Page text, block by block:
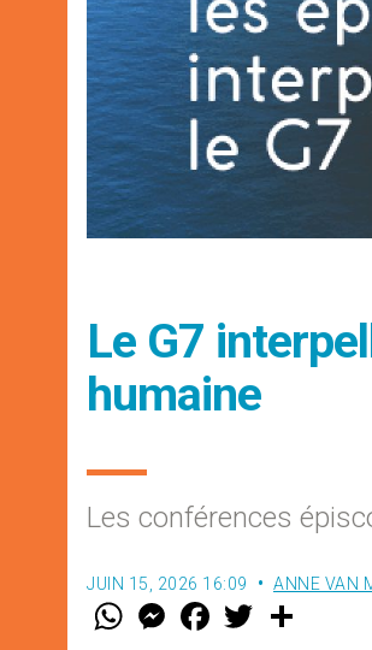
Le G7
humaine
Les conférences
JUIN 15, 2026 16:09 ANNE VAN
W M
e
F
a w